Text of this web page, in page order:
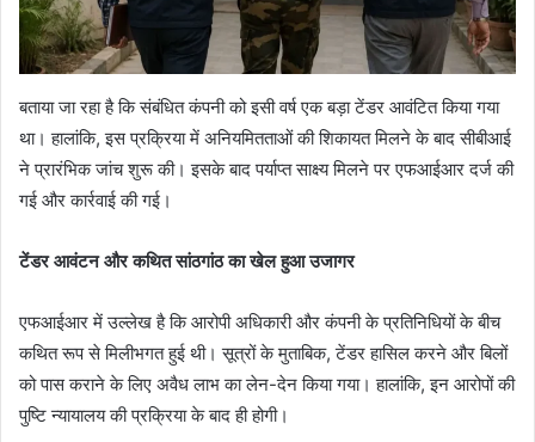
बताया जा रहा है कि संबंधित कंपनी को इसी वर्ष एक बड़ा टेंडर आवंटित किया गया
था। हालांकि, इस प्रक्रिया में अनियमितताओं की शिकायत मिलने के बाद सीबीआई
ने प्रारंभिक जांच शुरू की। इसके बाद पर्याप्त साक्ष्य मिलने पर एफआईआर दर्ज की
गई और कार्रवाई की गई।
टेंडर आवंटन और कथित सांठगांठ का खेल हुआ उजागर
एफआईआर में उल्लेख है कि आरोपी अधिकारी और कंपनी के प्रतिनिधियों के बीच
कथित रूप से मिलीभगत हुई थी। सूत्रों के मुताबिक, टेंडर हासिल करने और बिलों
को पास कराने के लिए अवैध लाभ का लेन-देन किया गया। हालांकि, इन आरोपों की
पुष्टि न्यायालय की प्रक्रिया के बाद ही होगी।